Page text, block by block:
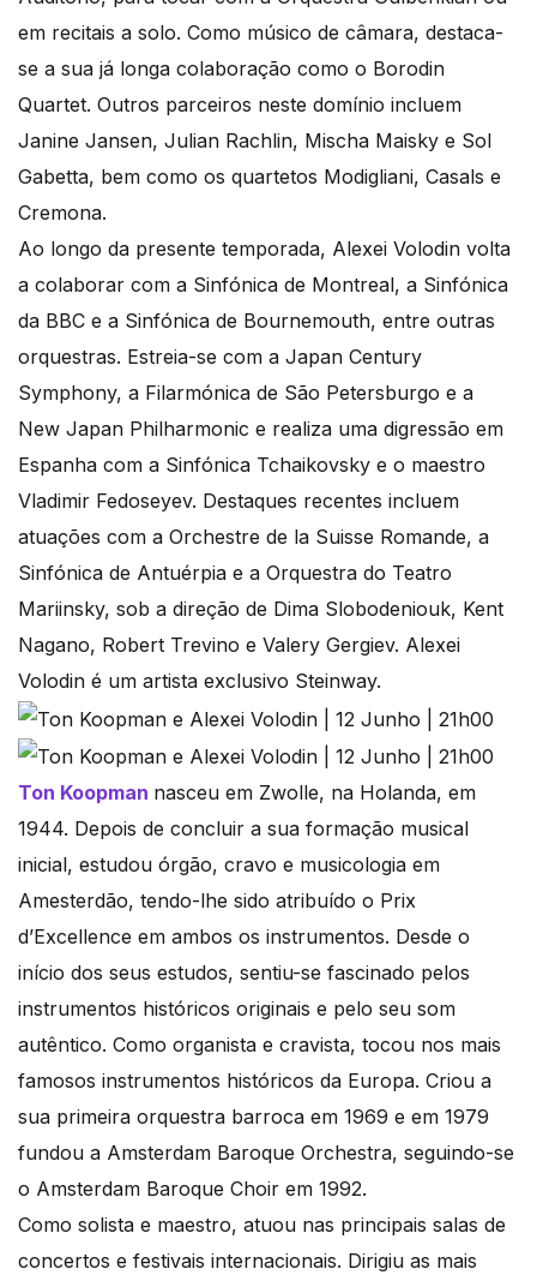
em recitais a solo. Como músico de câmara, destaca-
se a sua já longa colaboração como o Borodin
Quartet. Outros parceiros neste domínio incluem
Janine Jansen, Julian Rachlin, Mischa Maisky e Sol
Gabetta, bem como os quartetos Modigliani, Casals e
Cremona.
Ao longo da presente temporada, Alexei Volodin volta
a colaborar com a Sinfónica de Montreal, a Sinfónica
da BBC e a Sinfónica de Bournemouth, entre outras
orquestras. Estreia-se com a Japan Century
Symphony, a Filarmónica de São Petersburgo e a
New Japan Philharmonic e realiza uma digressão em
Espanha com a Sinfónica Tchaikovsky e o maestro
Vladimir Fedoseyev. Destaques recentes incluem
atuações com a Orchestre de la Suisse Romande, a
Sinfónica de Antuérpia e a Orquestra do Teatro
Mariinsky, sob a direção de Dima Slobodeniouk, Kent
Nagano, Robert Trevino e Valery Gergiev. Alexei
Volodin é um artista exclusivo Steinway.
Ton Koopman nasceu em Zwolle, na Holanda, em
1944. Depois de concluir a sua formação musical
inicial, estudou órgão, cravo e musicologia em
Amesterdão, tendo-lhe sido atribuído o Prix
d’Excellence em ambos os instrumentos. Desde o
início dos seus estudos, sentiu-se fascinado pelos
instrumentos históricos originais e pelo seu som
autêntico. Como organista e cravista, tocou nos mais
famosos instrumentos históricos da Europa. Criou a
sua primeira orquestra barroca em 1969 e em 1979
fundou a Amsterdam Baroque Orchestra, seguindo-se
o Amsterdam Baroque Choir em 1992.
Como solista e maestro, atuou nas principais salas de
concertos e festivais internacionais. Dirigiu as mais